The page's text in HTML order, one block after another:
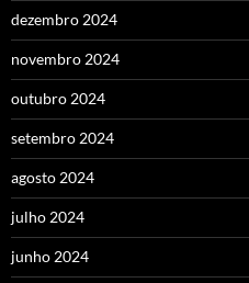
dezembro 2024
novembro 2024
outubro 2024
setembro 2024
agosto 2024
julho 2024
junho 2024